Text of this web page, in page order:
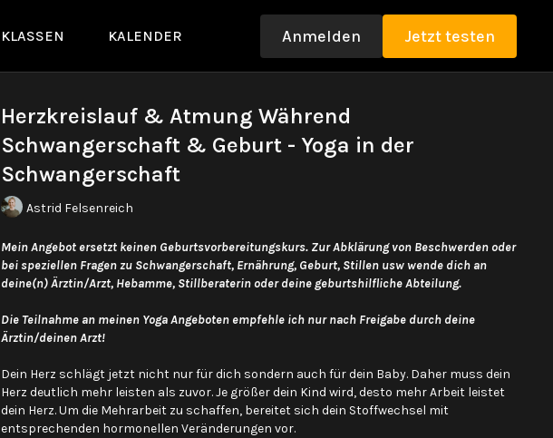
KLASSEN KALENDER Anmelden Jetzt testen
Herzkreislauf & Atmung Während
Schwangerschaft & Geburt - Yoga in der
Schwangerschaft
Astrid Felsenreich
Mein Angebot ersetzt keinen Geburtsvorbereitungskurs. Zur Abklärung von Beschwerden oder
bei speziellen Fragen zu Schwangerschaft, Ernährung, Geburt, Stillen usw wende dich an
deine(n) Ärztin/Arzt, Hebamme, Stillberaterin oder deine geburtshilfliche Abteilung.
Die Teilnahme an meinen Yoga Angeboten empfehle ich nur nach Freigabe durch deine
Ärztin/deinen Arzt!
Dein Herz schlägt jetzt nicht nur für dich sondern auch für dein Baby. Daher muss dein
Herz deutlich mehr leisten als zuvor. Je größer dein Kind wird, desto mehr Arbeit leistet
dein Herz. Um die Mehrarbeit zu schaffen, bereitet sich dein Stoffwechsel mit
entsprechenden hormonellen Veränderungen vor.